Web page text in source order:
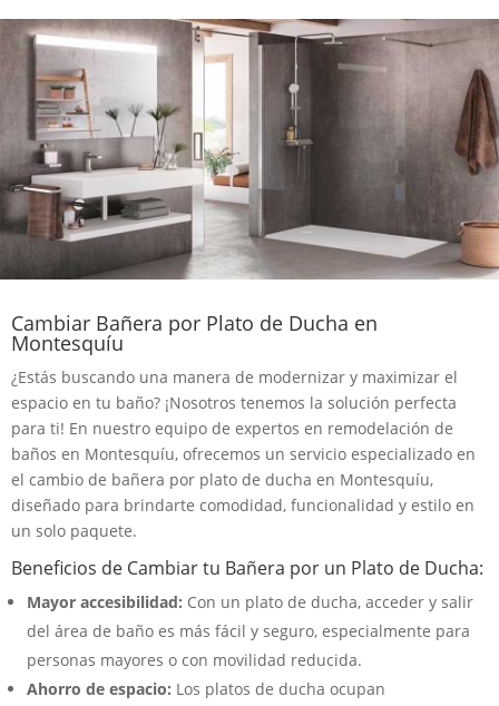
Cambiar Bañera por Plato de Ducha en
Montesquíu
¿Estás buscando una manera de modernizar y maximizar el
espacio en tu baño? ¡Nosotros tenemos la solución perfecta
para ti! En nuestro equipo de expertos en remodelación de
baños en Montesquíu, ofrecemos un servicio especializado en
el cambio de bañera por plato de ducha en Montesquíu,
diseñado para brindarte comodidad, funcionalidad y estilo en
un solo paquete.
Beneficios de Cambiar tu Bañera por un Plato de Ducha:
Mayor accesibilidad: Con un plato de ducha, acceder y salir
del área de baño es más fácil y seguro, especialmente para
personas mayores o con movilidad reducida.
Ahorro de espacio: Los platos de ducha ocupan